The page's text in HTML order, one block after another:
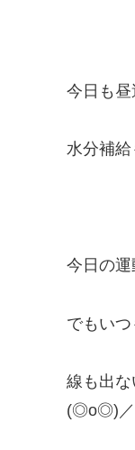
今日も
水分補
今日の運
でもい
線も出
(◎o◎)／